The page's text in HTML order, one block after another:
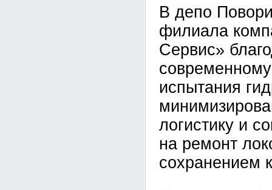
В депо
филиала
Сервис»
испытания
логистику и
на ремонт
сохранением